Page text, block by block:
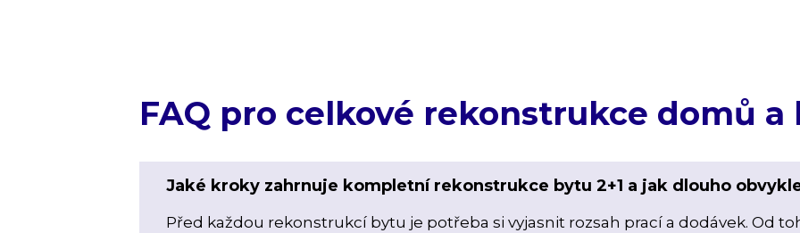
FAQ pro celkové rekonstrukce domů a
Jaké kroky zahrnuje kompletní rekonstrukce bytu 2+1 a jak dlouho
Před každou rekonstrukcí bytu je potřeba si vyjasnit rozsah prací a dodávek. Od